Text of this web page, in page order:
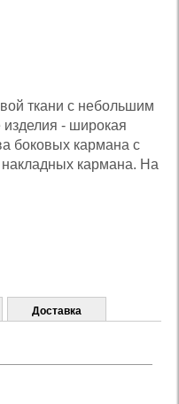
ткани с небольшим
- широкая
боковых кармана с
кармана. На
Доставка